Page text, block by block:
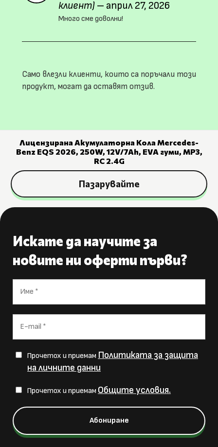
клиент) – април 27, 2026
Много сме доволни!
Само влезли клиенти, които са поръчали този
продукт, могат да оставят отзив.
Лицензирана Акумулаторна Кола Mercedes-
Benz EQS 2026, 250W, 12V/7Ah, EVA гуми, MP3,
RC 2.4G
Пазарувайте
Искате да научите за
новите ни оферти първи?
Прочетох и приемам Политиката за защита
на личните данни
Прочетох и приемам Общите условия.